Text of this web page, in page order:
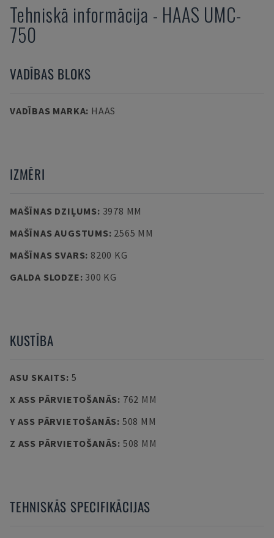
Tehniskā informācija - HAAS UMC-
750
VADĪBAS BLOKS
VADĪBAS MARKA: HAAS
IZMĒRI
MAŠĪNAS DZIĻUMS: 3978 MM
MAŠĪNAS AUGSTUMS: 2565 MM
MAŠĪNAS SVARS: 8200 KG
GALDA SLODZE: 300 KG
KUSTĪBA
ASU SKAITS: 5
X ASS PĀRVIETOŠANĀS: 762 MM
Y ASS PĀRVIETOŠANĀS: 508 MM
Z ASS PĀRVIETOŠANĀS: 508 MM
TEHNISKĀS SPECIFIKĀCIJAS